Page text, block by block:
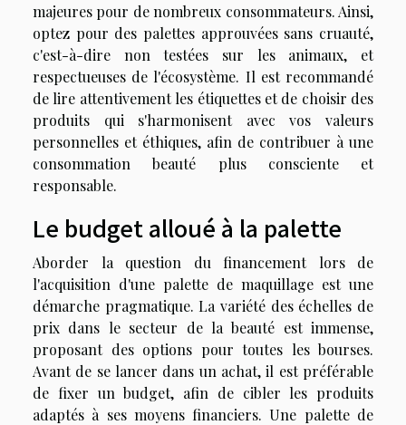
majeures pour de nombreux consommateurs. Ainsi,
optez pour des palettes approuvées sans cruauté,
c'est-à-dire non testées sur les animaux, et
respectueuses de l'écosystème. Il est recommandé
de lire attentivement les étiquettes et de choisir des
produits qui s'harmonisent avec vos valeurs
personnelles et éthiques, afin de contribuer à une
consommation beauté plus consciente et
responsable.
Le budget alloué à la palette
Aborder la question du financement lors de
l'acquisition d'une palette de maquillage est une
démarche pragmatique. La variété des échelles de
prix dans le secteur de la beauté est immense,
proposant des options pour toutes les bourses.
Avant de se lancer dans un achat, il est préférable
de fixer un budget, afin de cibler les produits
adaptés à ses moyens financiers. Une palette de